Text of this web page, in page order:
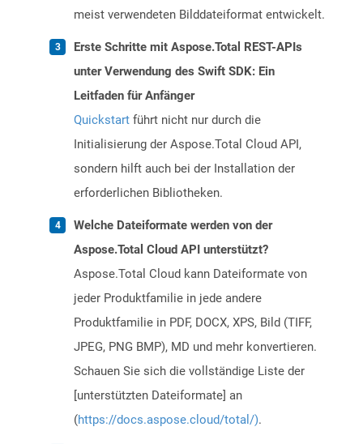
meist verwendeten Bilddateiformat entwickelt.
Erste Schritte mit Aspose.Total REST-APIs
unter Verwendung des Swift SDK: Ein
Leitfaden für Anfänger
Quickstart führt nicht nur durch die
Initialisierung der Aspose.Total Cloud API,
sondern hilft auch bei der Installation der
erforderlichen Bibliotheken.
Welche Dateiformate werden von der
Aspose.Total Cloud API unterstützt?
Aspose.Total Cloud kann Dateiformate von
jeder Produktfamilie in jede andere
Produktfamilie in PDF, DOCX, XPS, Bild (TIFF,
JPEG, PNG BMP), MD und mehr konvertieren.
Schauen Sie sich die vollständige Liste der
[unterstützten Dateiformate] an
(https://docs.aspose.cloud/total/).